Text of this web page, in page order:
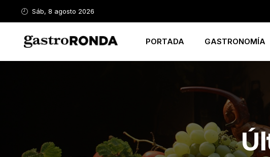
Sáb, 8 agosto 2026
PORTADA GASTRONOMÍA